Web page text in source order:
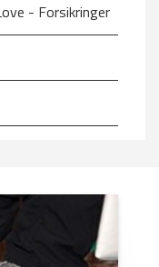
- Forsikringer